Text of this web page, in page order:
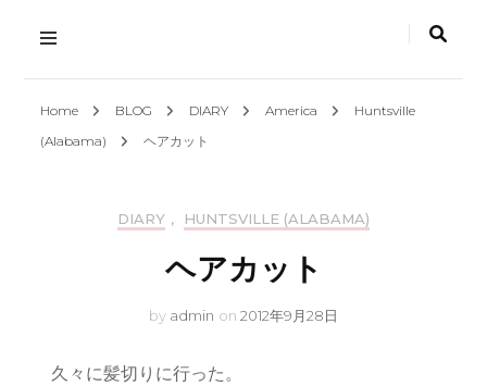
Home BLOG DIARY America
Huntsville
(Alabama)
ヘアカット
DIARY , HUNTSVILLE (ALABAMA)
ヘアカット
by admin on 2012年9月28日
久々に髪切りに行った。